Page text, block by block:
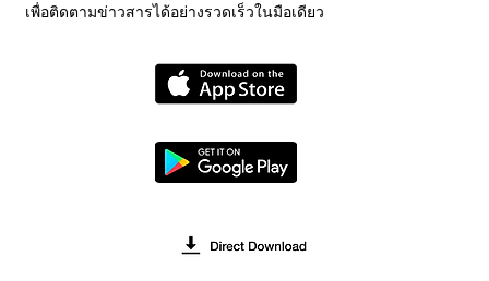
เพื่อติดตามข่าวสารได้อย่างรวดเร็วในมือเดียว